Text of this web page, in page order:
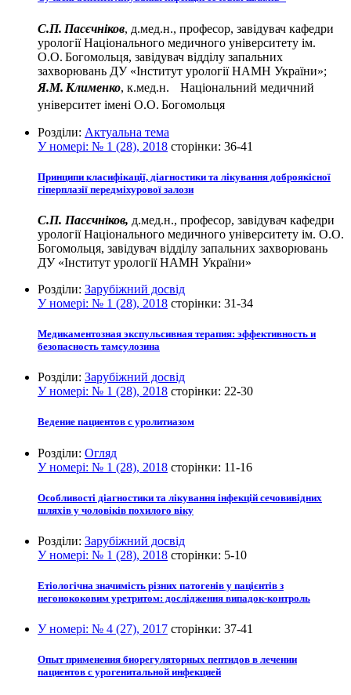
С.П. Пасєчніков, д.мед.н., професор, завідувач кафедри
урології Національного медичного університету ім.
О.О. Богомольця, завідувач відділу запальних
захворювань ДУ «Інститут урології НАМН України»;
Я.М. Клименко, к.мед.н. Національний медичний
університет імені О.О. Богомольця
Розділи: Актуальна тема
У номері: № 1 (28), 2018 сторінки: 36-41
Принципи класифікації, діагностики та лікування доброякісної
гіперплазії передміхурової залози
С.П. Пасєчніков, д.мед.н., професор, завідувач кафедри
урології Національного медичного університету ім. О.О.
Богомольця, завідувач відділу запальних захворювань
ДУ «Інститут урології НАМН України»
Розділи: Зарубіжний досвід
У номері: № 1 (28), 2018 сторінки: 31-34
Медикаментозная экспульсивная терапия: эффективность и
безопасность тамсулозина
Розділи: Зарубіжний досвід
У номері: № 1 (28), 2018 сторінки: 22-30
Ведение пациентов с уролитиазом
Розділи: Огляд
У номері: № 1 (28), 2018 сторінки: 11-16
Особливості діагностики та лікування інфекцій сечовивідних
шляхів у чоловіків похилого віку
Розділи: Зарубіжний досвід
У номері: № 1 (28), 2018 сторінки: 5-10
Етіологічна значимість різних патогенів у пацієнтів з
негонококовим уретритом: дослідження випадок-контроль
У номері: № 4 (27), 2017 сторінки: 37-41
Опыт применения биорегуляторных пептидов в лечении
пациентов с урогенитальной инфекцией